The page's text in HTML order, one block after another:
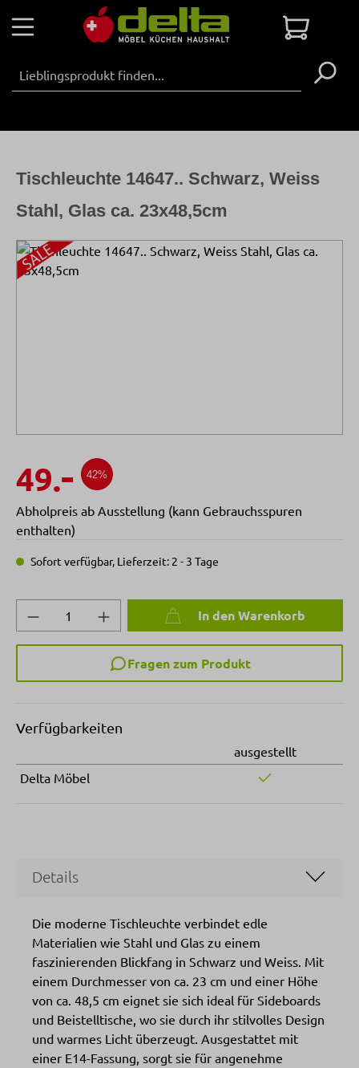
Zum Hauptinhalt springen
Bildergalerie überspringen
Tischleuchte 14647.. Schwarz, Weiss
Stahl, Glas ca. 23x48,5cm
49.- 42%
Abholpreis ab Ausstellung (kann Gebrauchsspuren
enthalten)
Sofort verfügbar, Lieferzeit: 2 - 3 Tage
Produkt Anzahl: Gib den gewünschten
In den Warenkorb
Fragen zum Produkt
Verfügbarkeiten
ausgestellt
Delta Möbel
Details
Die moderne Tischleuchte verbindet edle
Materialien wie Stahl und Glas zu einem
faszinierenden Blickfang in Schwarz und Weiss. Mit
einem Durchmesser von ca. 23 cm und einer Höhe
von ca. 48,5 cm eignet sie sich ideal für Sideboards
und Beistelltische, wo sie durch ihr stilvolles Design
und warmes Licht überzeugt. Ausgestattet mit
einer E14-Fassung, sorgt sie für angenehme